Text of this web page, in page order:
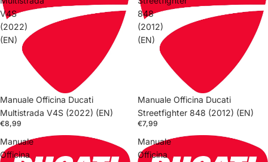
V4S
(2022)
(EN)
Manuale Officina Ducati
Multistrada V4S (2022) (EN)
€8,99
848
(2012)
(EN)
Manuale Officina Ducati
Streetfighter 848 (2012) (EN)
€7,99
Manuale
Officina
Manuale
Officina